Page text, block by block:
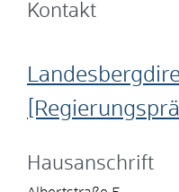
Kontakt
Hausanschrift